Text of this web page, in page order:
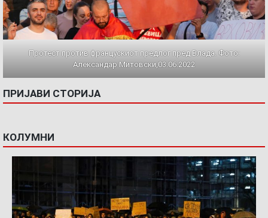
Протест против францускиот предлог пред Влада. Фото:
Александар Митовски,03.06.2022
ПРИЈАВИ СТОРИЈА
КОЛУМНИ